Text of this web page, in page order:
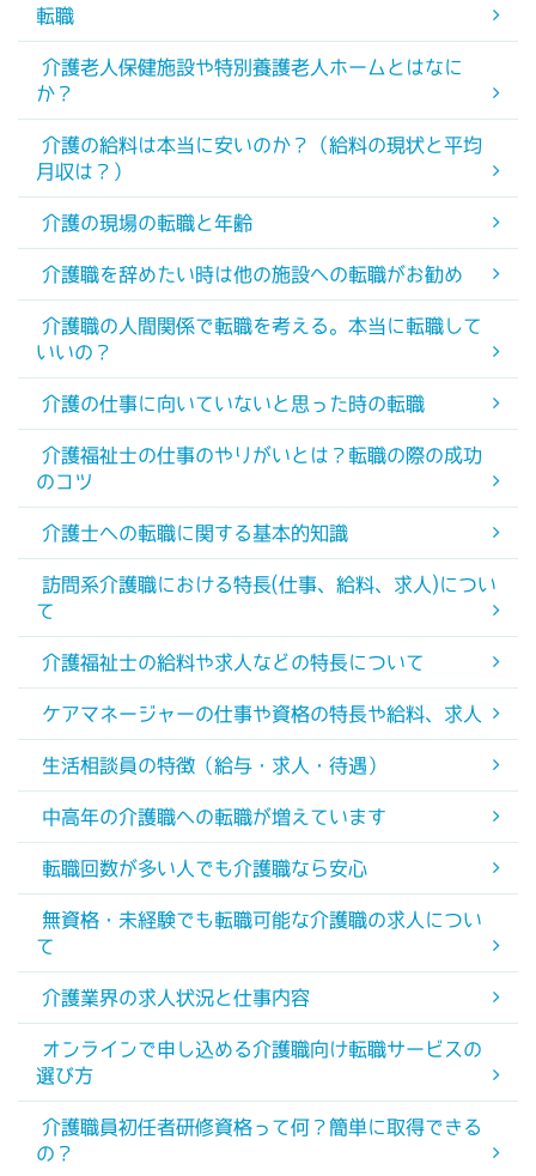
転職
介護老人保健施設や特別養護老人ホームとはなに
か？
介護の給料は本当に安いのか？（給料の現状と平均
月収は？）
介護の現場の転職と年齢
介護職を辞めたい時は他の施設への転職がお勧め
介護職の人間関係で転職を考える。本当に転職して
いいの？
介護の仕事に向いていないと思った時の転職
介護福祉士の仕事のやりがいとは？転職の際の成功
のコツ
介護士への転職に関する基本的知識
訪問系介護職における特長(仕事、給料、求人)につい
て
介護福祉士の給料や求人などの特長について
ケアマネージャーの仕事や資格の特長や給料、求人
生活相談員の特徴（給与・求人・待遇）
中高年の介護職への転職が増えています
転職回数が多い人でも介護職なら安心
無資格・未経験でも転職可能な介護職の求人につい
て
介護業界の求人状況と仕事内容
オンラインで申し込める介護職向け転職サービスの
選び方
介護職員初任者研修資格って何？簡単に取得できる
の？